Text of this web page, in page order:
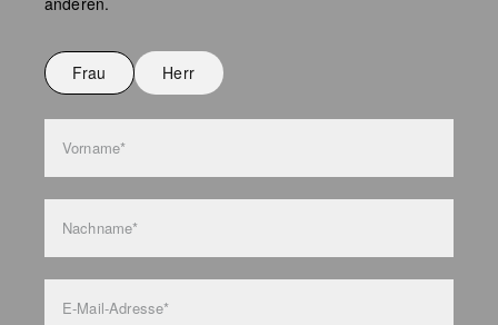
Nicht waschen
Frau Herr
Vorname*
Nachname*
E-Mail-Adresse*